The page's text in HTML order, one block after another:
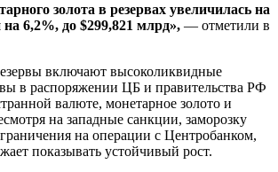
золота в резервах увеличилась на
6,2%, до $299,821 млрд», — отметили в
включают высоколиквидные
в распоряжении ЦБ и правительства РФ
валюте, монетарное золото и
на западные санкции, заморозку
на операции с Центробанком,
показывать устойчивый рост.